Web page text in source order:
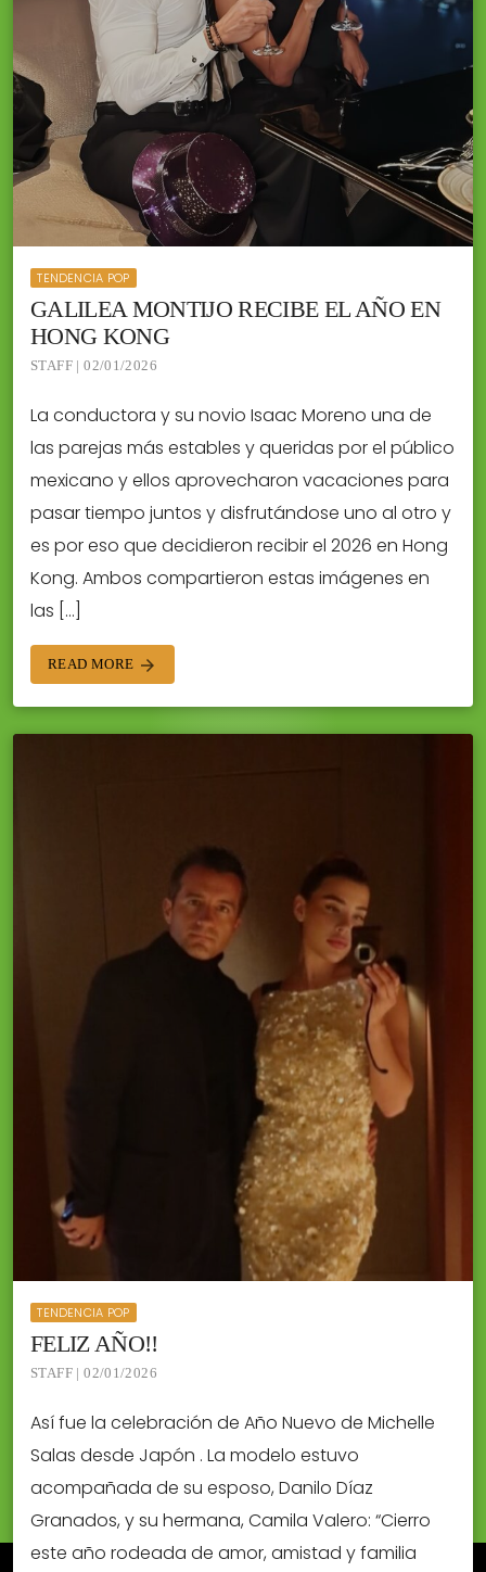
TENDENCIA POP
GALILEA MONTIJO RECIBE EL AÑO EN
HONG KONG
STAFF | 02/01/2026
La conductora y su novio Isaac Moreno una de
las parejas más estables y queridas por el público
mexicano y ellos aprovecharon vacaciones para
pasar tiempo juntos y disfrutándose uno al otro y
es por eso que decidieron recibir el 2026 en Hong
Kong. Ambos compartieron estas imágenes en
las […]
READ MORE arrow_forward
TENDENCIA POP
FELIZ AÑO!!
STAFF | 02/01/2026
Así fue la celebración de Año Nuevo de Michelle
Salas desde Japón . La modelo estuvo
acompañada de su esposo, Danilo Díaz
Granados, y su hermana, Camila Valero: “Cierro
este año rodeada de amor, amistad y familia